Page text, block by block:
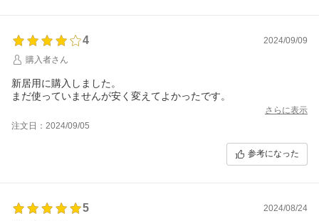
4
2024/09/09
購入者さん
新居用に購入しました。
まだ使っていませんが安く変えてよかったです。
さらに表示
注文日：2024/09/05
参考になった
5
2024/08/24